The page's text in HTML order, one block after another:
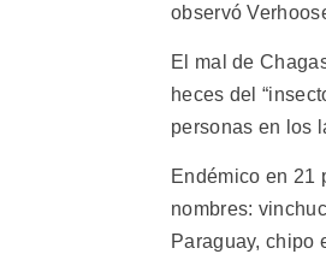
observó
El mal de
heces del
personas en los
Endémico en 21
nombres:
Paraguay, chipo